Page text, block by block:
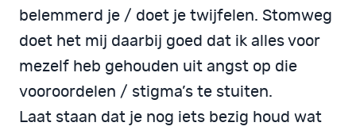
belemmerd je / doet je twijfelen. Stomweg
doet het mij daarbij goed dat ik alles voor
mezelf heb gehouden uit angst op die
vooroordelen / stigma’s te stuiten.
Laat staan dat je nog iets bezig houd wat